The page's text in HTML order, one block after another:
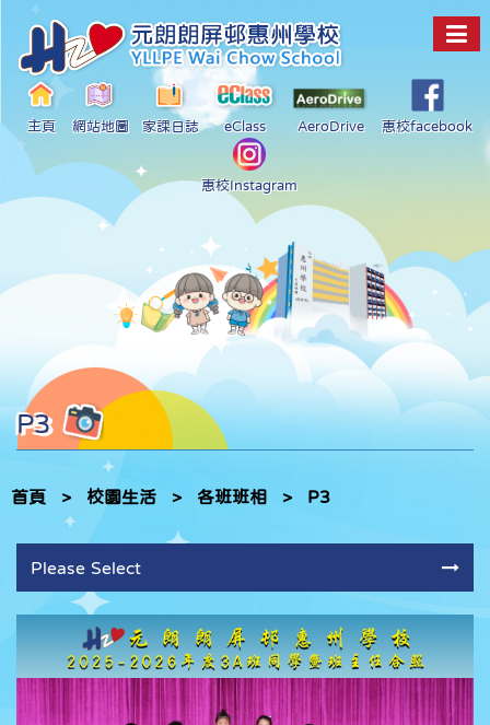
主頁 網站地圖 家課日誌 eClass AeroDrive 惠校facebook
惠校Instagram
P3
首頁 > 校園生活 > 各班班相 > P3
Please Select